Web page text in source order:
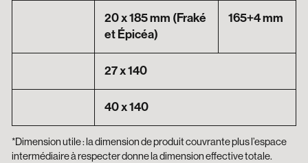
20 x 185 mm (Fraké
et Épicéa)
165+4 mm
27 x 140
40 x 140
*Dimension utile : la dimension de produit couvrante plus l’espace
intermédiaire à respecter donne la dimension effective totale.